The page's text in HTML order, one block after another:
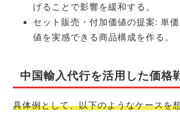
げることで影響を緩和する。
セット販売・付加価値の提案: 単
値を実感できる商品構成を作る。
中国輸入代行を活用した価格
具体例として、以下のようなケースを